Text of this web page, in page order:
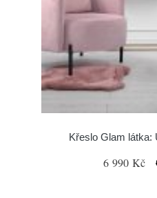
Křeslo Glam látka:
6 990 Kč